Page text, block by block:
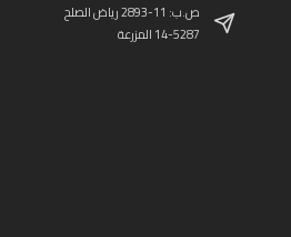
ص.ب: 11-2893 رياض الصلح
14-5287 المزرعة